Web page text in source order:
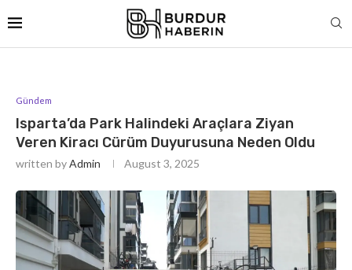
Gündem
Isparta’da Park Halindeki Araçlara Ziyan
Veren Kiracı Cürüm Duyurusuna Neden Oldu
written byAdmin August 3, 2025